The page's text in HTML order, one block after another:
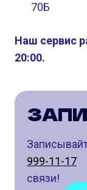
70Б
Наш сервис
20:00.
999-11-17
связи!